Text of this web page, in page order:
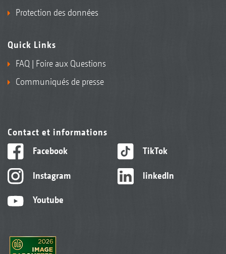
Protection des données
Quick Links
FAQ | Foire aux Questions
Communiqués de presse
Contact et informations
Facebook
Instagram
Youtube
TikTok
linkedIn